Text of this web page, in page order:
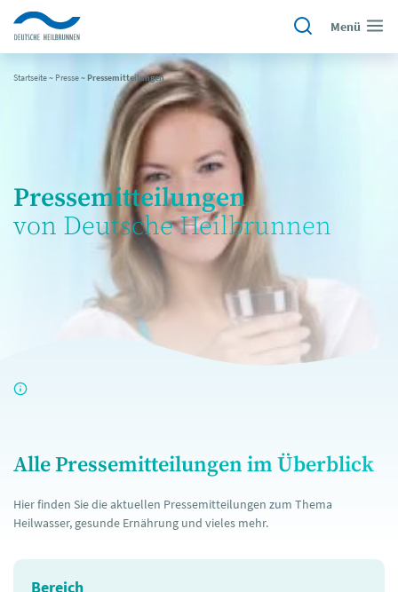
Menü
Startseite~ Presse~Pressemitteilungen
Pressemitteilungen
von Deutsche Heilbrunnen
Alle Pressemitteilungen im Überblick
Hier finden Sie die aktuellen Pressemitteilungen zum Thema
Heilwasser, gesunde Ernährung und vieles mehr.
Bereich